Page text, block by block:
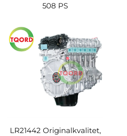
508 PS
LR21442 Originalkvalitet,